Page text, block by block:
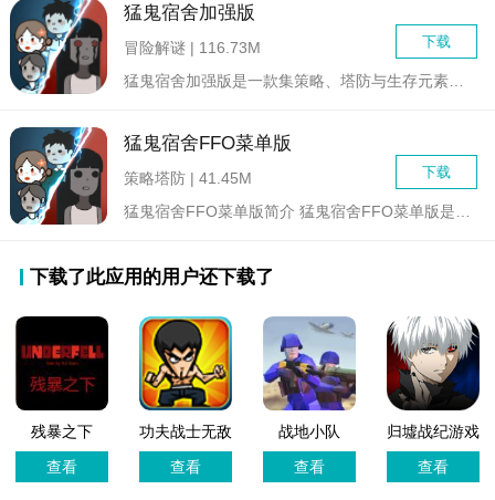
猛鬼宿舍加强版
下载
冒险解谜 | 116.73M
猛鬼宿舍加强版是一款集策略、塔防与生存元素于一体的休闲游戏。...
猛鬼宿舍FFO菜单版
下载
策略塔防 | 41.45M
猛鬼宿舍FFO菜单版简介 猛鬼宿舍FFO菜单版是一款结...
下载了此应用的用户还下载了
残暴之下
(Underfell)游
戏
查看
功夫战士无敌
版
查看
战地小队
查看
归墟战纪游戏
官方版
查看